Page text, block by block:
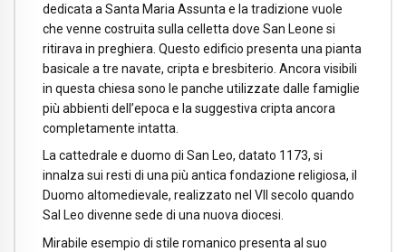
dedicata a Santa Maria Assunta e la tradizione vuole
che venne costruita sulla celletta dove San Leone si
ritirava in preghiera. Questo edificio presenta una pianta
basicale a tre navate, cripta e bresbiterio. Ancora visibili
in questa chiesa sono le panche utilizzate dalle famiglie
più abbienti dell’epoca e la suggestiva cripta ancora
completamente intatta.
La cattedrale e duomo di San Leo, datato 1173, si
innalza sui resti di una più antica fondazione religiosa, il
Duomo altomedievale, realizzato nel VII secolo quando
Sal Leo divenne sede di una nuova diocesi.
Mirabile esempio di stile romanico presenta al suo